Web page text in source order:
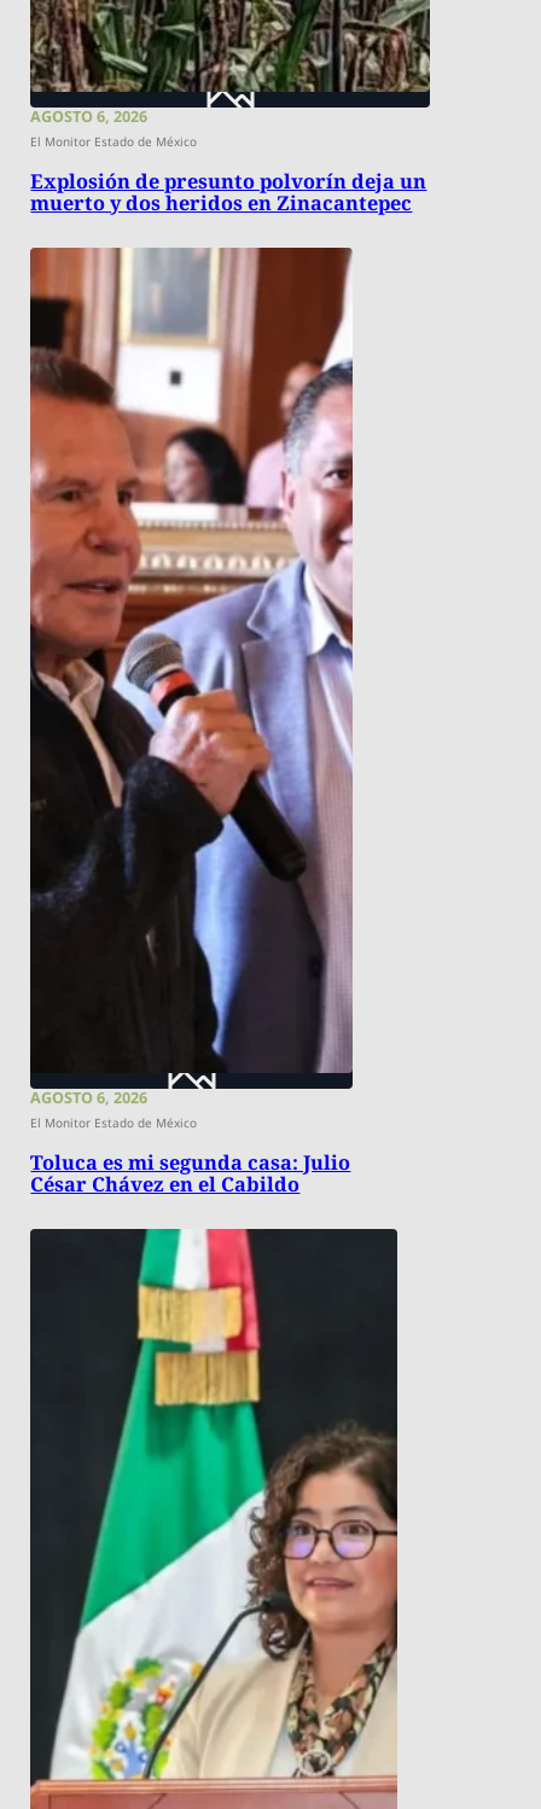
AGOSTO 6, 2026
El Monitor Estado de México
Explosión de presunto polvorín deja un
muerto y dos heridos en Zinacantepec
AGOSTO 6, 2026
El Monitor Estado de México
Toluca es mi segunda casa: Julio
César Chávez en el Cabildo